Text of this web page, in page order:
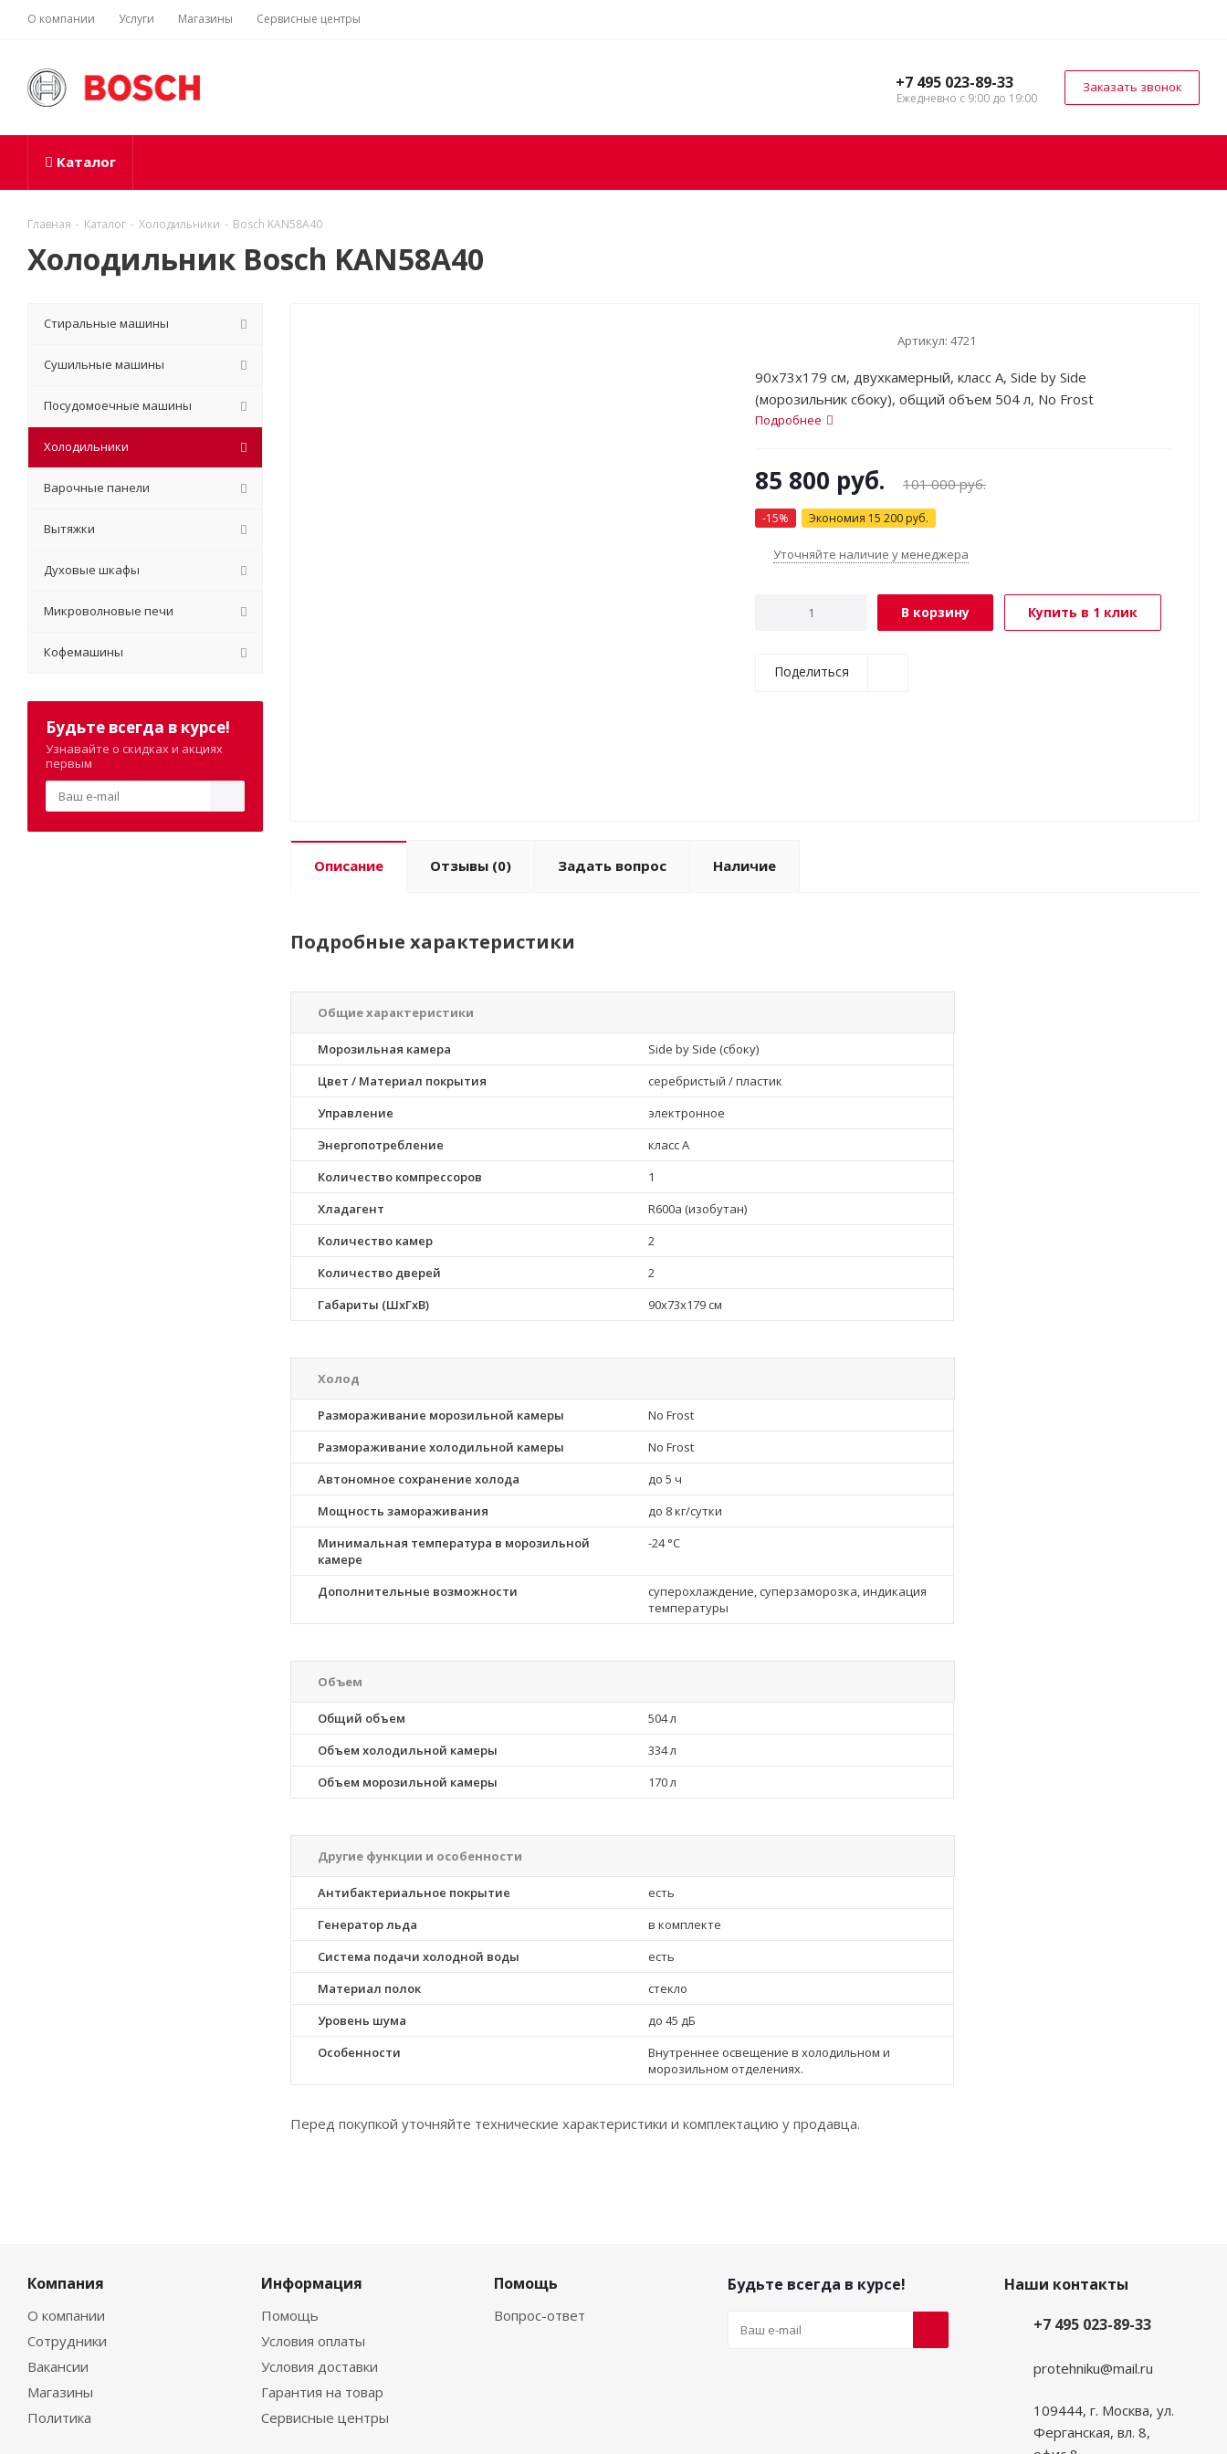
О компании Услуги Магазины Сервисные центры
+7 495 023-89-33
Ежедневно с 9:00 до 19:00
Заказать звонок
Каталог
Главная - Каталог - Холодильники - Bosch KAN58A40
Холодильник Bosch KAN58A40
Артикул: 4721
90x73x179 см, двухкамерный, класс A, Side by Side
(морозильник сбоку), общий объем 504 л, No Frost
Подробнее
85 800 руб. 101 000руб.
-15% Экономия 15 200 руб.
Уточняйте наличие у менеджера
В корзину Купить в 1 клик
Поделиться
Описание Отзывы (0) Задать вопрос Наличие
Подробные характеристики
Общие характеристики
Морозильная камера
Side by Side (сбоку)
Цвет / Материал покрытия
серебристый / пластик
Управление
электронное
Энергопотребление
класс A
Количество компрессоров
1
Хладагент
R600a (изобутан)
Количество камер
2
Количество дверей
2
Габариты (ШxГxВ)
90x73x179 см
Холод
Размораживание морозильной камеры
No Frost
Размораживание холодильной камеры
No Frost
Автономное сохранение холода
до 5 ч
Мощность замораживания
до 8 кг/cутки
Минимальная температура в морозильной
камере
-24 °C
Дополнительные возможности
суперохлаждение, суперзаморозка, индикация
температуры
Объем
Общий объем
504 л
Объем холодильной камеры
334 л
Объем морозильной камеры
170 л
Другие функции и особенности
Антибактериальное покрытие
есть
Генератор льда
в комплекте
Система подачи холодной воды
есть
Материал полок
стекло
Уровень шума
до 45 дБ
Особенности
Внутреннее освещение в холодильном и
морозильном отделениях.
Перед покупкой уточняйте технические характеристики и комплектацию у продавца.
Стиральные машины
Сушильные машины
Посудомоечные машины
Холодильники
Варочные панели
Вытяжки
Духовые шкафы
Микроволновые печи
Кофемашины
Будьте всегда в курсе!
Узнавайте о скидках и акциях
первым
Компания
О компании
Сотрудники
Вакансии
Магазины
Политика
Информация
Помощь
Условия оплаты
Условия доставки
Гарантия на товар
Сервисные центры
Помощь
Вопрос-ответ
Будьте всегда в курсе!
Наши контакты
+7 495 023-89-33
protehniku@mail.ru
109444, г. Москва, ул.
Ферганская, вл. 8,